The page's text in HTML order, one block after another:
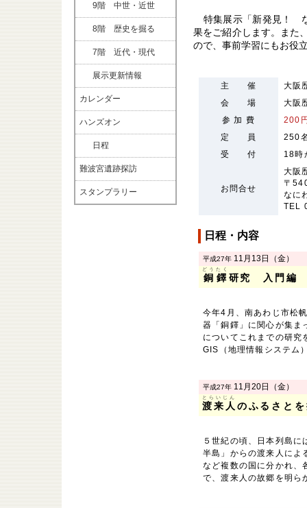
9階 中世・近世
8階 歴史を掘る
7階 近代・現代
展示更新情報
カレンダー
ハンズオン
日程
難波宮遺跡探訪
スタンプラリー
特集展示「新発見！
果をご紹介します。また
ので、事前学習にもお役
主 催
大阪
会 場
大
参 加 費
200
定 員
250
受 付
18時
お問合せ
大阪
〒
なに
TEL
日程・内容
平成27年 11月13日（金）
銅鐸
どうたく
研究 入門編
今年4月、南あわじ市松
器「銅鐸」に関心が集ま
についてこれまでの研究
GIS（地理情報システム
平成27年 11月20日（金）
渡来人
とらいじん
のふるさと
５世紀の頃、日本列島
半島」からの渡来人によ
など複数の国に分かれ、
で、渡来人の故郷を明ら